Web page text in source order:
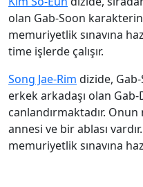
olan Gab-Soon
memuriyetlik sınavına
time işlerde çalışır.
Song Jae-Rim dizide, Gab-
erkek arkadaşı olan
canlandırmaktadır.
annesi ve bir ablası
memuriyetlik sınavına